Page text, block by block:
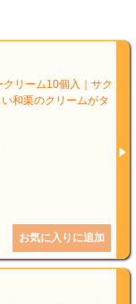
クリーム10個入｜サク
和栗のクリームがタ